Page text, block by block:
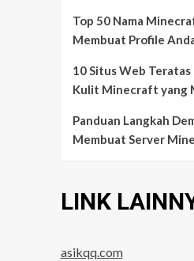
Top 50 Nama
Membuat Profile
10 Situs Web
Kulit Minecraft yang
Panduan Langkah
Membuat Server
LINK
asikqq.com